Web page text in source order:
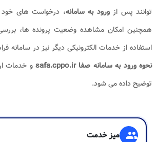
توانند پس ازورود به سامانه، درخواست های خود
همچنین امکان مشاهده وضعیت پرونده ها،
استفاده از خدمات الکترونیکی دیگر نیز در سامانه
نحوه ورود به سامانه صفا safa.cppo.ir
و خدمات
توضیح داده می شود.
group میز خدمت